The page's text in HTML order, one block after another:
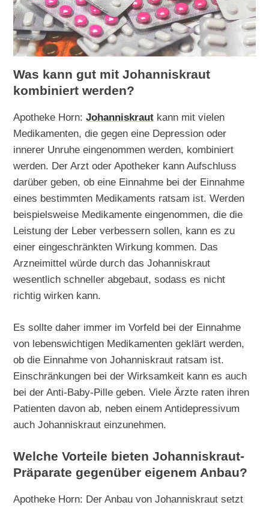
Was kann gut mit Johanniskraut
kombiniert werden?
Apotheke Horn:Johanniskraut kann mit vielen
Medikamenten, die gegen eine Depression oder
innerer Unruhe eingenommen werden, kombiniert
werden. Der Arzt oder Apotheker kann Aufschluss
darüber geben, ob eine Einnahme bei der Einnahme
eines bestimmten Medikaments ratsam ist. Werden
beispielsweise Medikamente eingenommen, die die
Leistung der Leber verbessern sollen, kann es zu
einer eingeschränkten Wirkung kommen. Das
Arzneimittel würde durch das Johanniskraut
wesentlich schneller abgebaut, sodass es nicht
richtig wirken kann.
Es sollte daher immer im Vorfeld bei der Einnahme
von lebenswichtigen Medikamenten geklärt werden,
ob die Einnahme von Johanniskraut ratsam ist.
Einschränkungen bei der Wirksamkeit kann es auch
bei der Anti-Baby-Pille geben. Viele Ärzte raten ihren
Patienten davon ab, neben einem Antidepressivum
auch Johanniskraut einzunehmen.
Welche Vorteile bieten Johanniskraut-
Präparate gegenüber eigenem Anbau?
Apotheke Horn: Der Anbau von Johanniskraut setzt